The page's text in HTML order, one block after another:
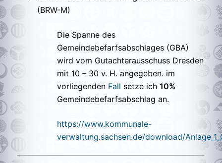
(BRW-M)
Die Spanne des
Gemeindebefarfsabschlages (GBA)
wird vom Gutachterausschuss Dresden
mit 10 – 30 v. H. angegeben. im
vorliegenden Fall setze ich 10%
Gemeindebefarfsabschlag an.
https://www.kommunale-
verwaltung.sachsen.de/download/